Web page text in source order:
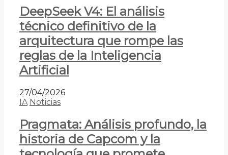
DeepSeek V4: El análisis
técnico definitivo de la
arquitectura que rompe las
reglas de la Inteligencia
Artificial
27/04/2026
IA Noticias
Pragmata: Análisis profundo, la
historia de Capcom y la